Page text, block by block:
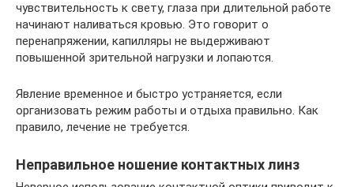
чувствительность к свету, глаза при длительной работе
начинают наливаться кровью. Это говорит о
перенапряжении, капилляры не выдерживают
повышенной зрительной нагрузки и лопаются.
Явление временное и быстро устраняется, если
организовать режим работы и отдыха правильно. Как
правило, лечение не требуется.
Неправильное ношение контактных линз